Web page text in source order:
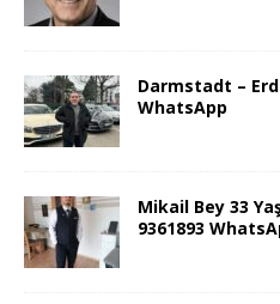
Darmstadt –
WhatsApp
Mikail Bey 33
9361893